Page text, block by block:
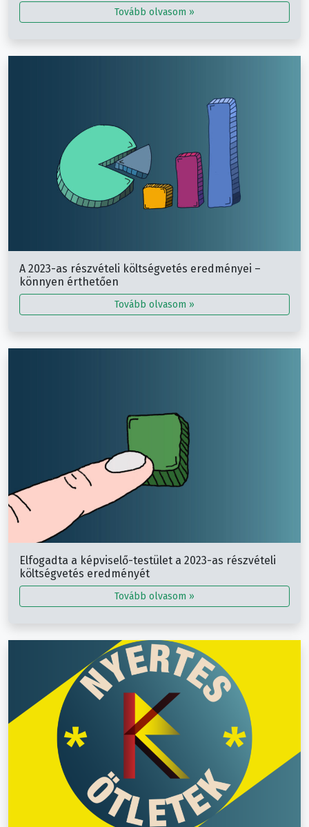
Tovább olvasom »
A 2023-as részvételi költségvetés eredményei –
könnyen érthetően
Tovább olvasom »
Elfogadta a képviselő-testület a 2023-as részvételi
költségvetés eredményét
Tovább olvasom »